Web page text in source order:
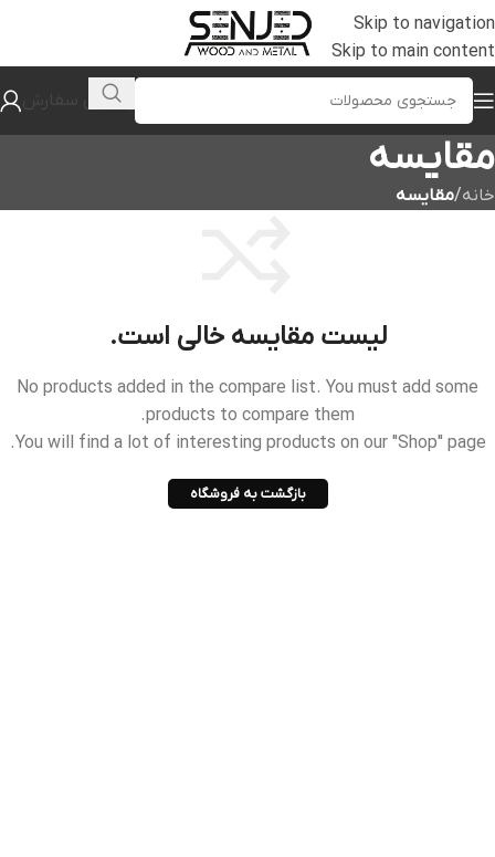
Skip to navigation
Skip to main content
پیگیری سفارش
مقایسه
خانه/مقایسه
لیست مقایسه خالی است.
No products added in the compare list. You must add some
products to compare them.
You will find a lot of interesting products on our "Shop" page.
بازگشت به فروشگاه